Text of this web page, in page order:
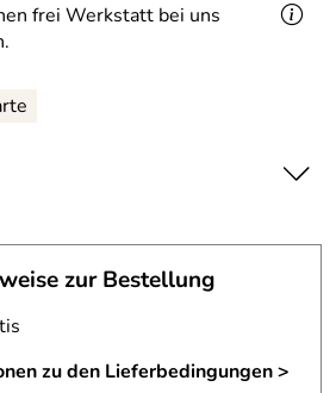
frei Werkstatt bei uns
beleuchtet.
wir noch einige Fotos machen.
zur Bestellung
zu den Lieferbedingungen >